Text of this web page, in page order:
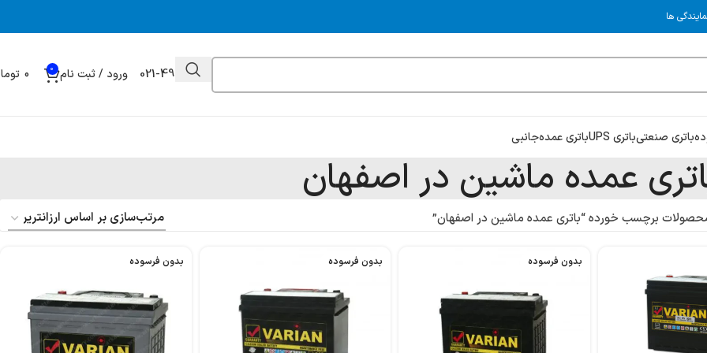
ها
021-49032000 ورود / ثبت نام 0
باتری صنعتیباتری UPS باتری عمدهجانبی
عمده ماشین در اصفهان
برچسب خورده “باتری عمده ماشین در اصفهان”
بدون فرسوده بدون فرسوده بدون فرسوده